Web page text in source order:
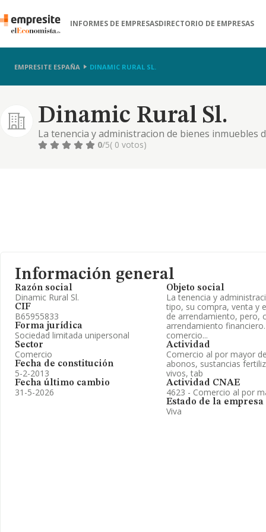
INFORMES DE EMPRESASDIRECTORIO DE EMPRESAS
EMPRESITE ESPAÑA DINAMIC RURAL SL.
Dinamic Rural Sl.
La tenencia y administracion de bienes inmuebles
incluido en regimen de arrendamiento, pero, con
0/5( 0 votos)
Información general
Razón social
Dinamic Rural Sl.
CIF
B65955833
Forma jurídica
Sociedad limitada unipersonal
Sector
Comercio
Fecha de constitución
5-2-2013
Fecha último cambio
31-5-2026
Objeto social
La tenencia y
tipo, su compra, venta y
de arrendamiento, pero,
arrendamiento
comercio...
Actividad
Comercio al por mayor
abonos, sustancias
vivos, tab
Actividad CNAE
4623 - Comercio al por
Estado de la empresa
Viva